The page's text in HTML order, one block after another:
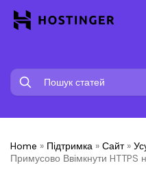
Home » Підтримка » Сайт»
Примусово Ввімкнути